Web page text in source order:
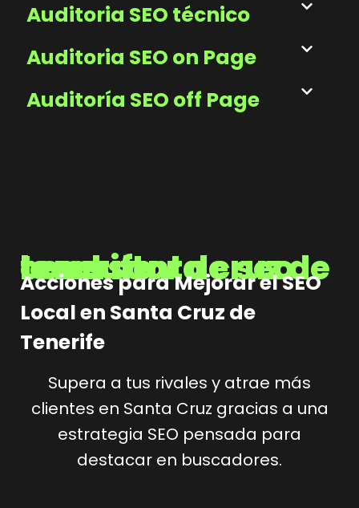
Auditoria SEO técnico
Auditoria SEO on Page
Auditoría SEO off Page
consultor de seo local santa cruz de tenerife
Acciones para Mejorar el SEO
Local en Santa Cruz de
Tenerife
Supera a tus rivales y atrae más
clientes en Santa Cruz gracias a una
estrategia SEO pensada para
destacar en buscadores.